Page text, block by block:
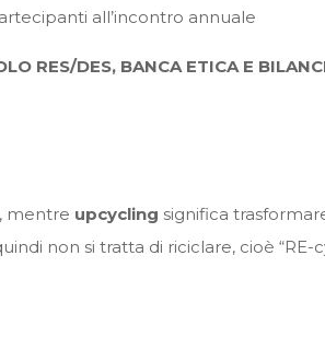
all’incontro annuale
RES/DES, BANCA ETICA E
mentre upcycling significa
non si tratta di riciclare, cioè